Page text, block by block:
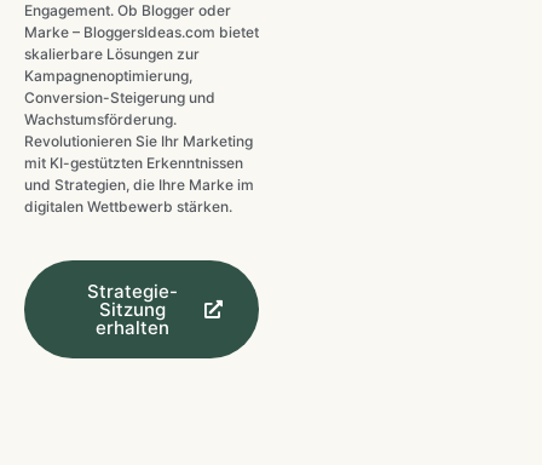
Engagement. Ob Blogger oder
Marke – BloggersIdeas.com bietet
skalierbare Lösungen zur
Kampagnenoptimierung,
Conversion-Steigerung und
Wachstumsförderung.
Revolutionieren Sie Ihr Marketing
mit KI-gestützten Erkenntnissen
und Strategien, die Ihre Marke im
digitalen Wettbewerb stärken.
Strategie-
Sitzung
erhalten